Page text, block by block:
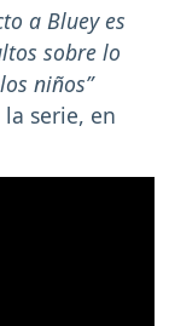
a Bluey es
sobre lo
niños”
serie, en